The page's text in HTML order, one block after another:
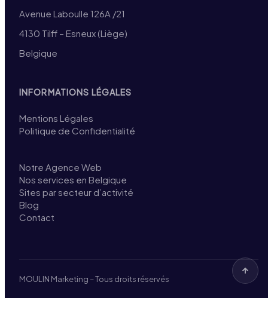
Avenue Laboulle 126A /21
4130 Tilff – Esneux (Liège)
Belgique
INFORMATIONS LÉGALES
Mentions Légales
Politique de Confidentialité
Notre Agence Web
Nos services en Belgique
Sites par secteur d’activité
Blog
Contact
MOULIN Marketing – Tous droits réservés